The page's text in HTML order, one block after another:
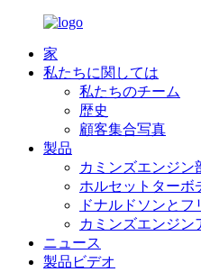
家
私たちに関しては
私たちのチーム
歴史
顧客集合写真
製品
カミンズエンジン
ホルセットターボ
ドナルドソンと
カミンズエンジン
ニュース
製品ビデオ